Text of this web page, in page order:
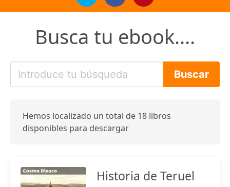
Busca tu ebook....
Hemos localizado un total de 18 libros
disponibles para descargar
Historia de Teruel